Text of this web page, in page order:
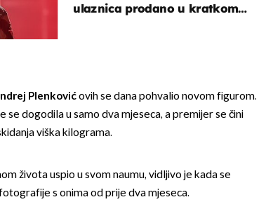
ulaznica prodano u kratkom
Plenkovićovih se dana pohvalio novom figurom.
se dogodila u samo dva mjeseca, a premijer se čini
viška kilograma.
života uspio u svom naumu, vidljivo je kada se
s onima od prije dva mjeseca.